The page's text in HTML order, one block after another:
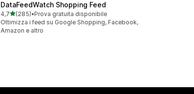
DataFeedWatch Shopping Feed
4,7stelle su 5
(285)
285 recensioni totali
•Prova gratuita disponibile
Ottimizza i feed su Google Shopping, Facebook,
Amazon e altro